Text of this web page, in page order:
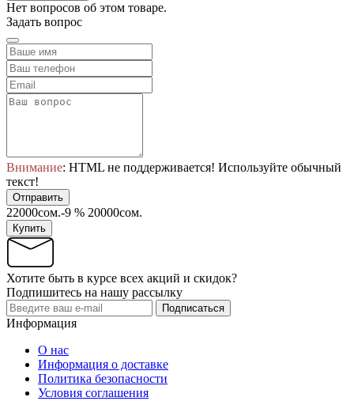
Нет вопросов об этом товаре.
Задать вопрос
Внимание: HTML не поддерживается! Используйте обычный
текст!
Отправить
22000сом.-9 % 20000сом.
Купить
Хотите быть в курсе всех акций и скидок?
Подпишитесь на нашу рассылку
Подписаться
Информация
О нас
Информация о доставке
Политика безопасности
Условия соглашения